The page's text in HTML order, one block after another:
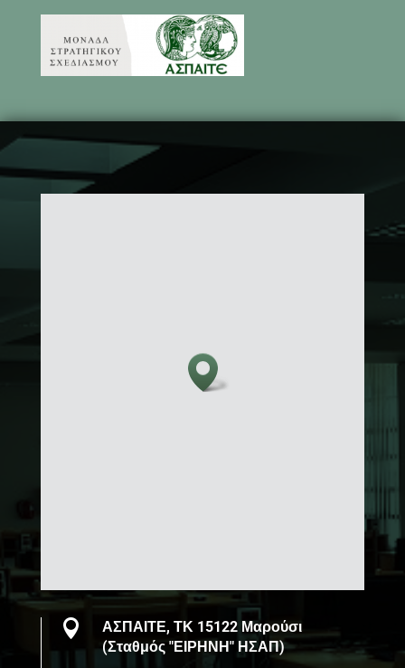

ΑΣΠΑΙΤΕ, ΤΚ 15122 Μαρούσι
(Σταθμός "ΕΙΡΗΝΗ" ΗΣΑΠ)